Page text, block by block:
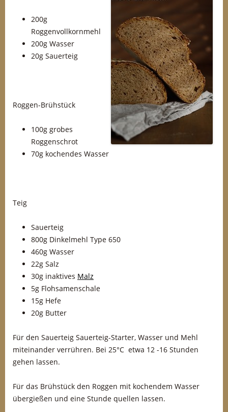
200g
Roggenvollkornmehl
200g Wasser
20g Sauerteig
Roggen-Brühstück
100g grobes
Roggenschrot
70g kochendes Wasser
Teig
Sauerteig
800g Dinkelmehl Type 650
460g Wasser
22g Salz
30g inaktives Malz
5g Flohsamenschale
15g Hefe
20g Butter
Für den Sauerteig Sauerteig-Starter, Wasser und Mehl
miteinander verrühren. Bei 25°C etwa 12 -16 Stunden
gehen lassen.
Für das Brühstück den Roggen mit kochendem Wasser
übergießen und eine Stunde quellen lassen.